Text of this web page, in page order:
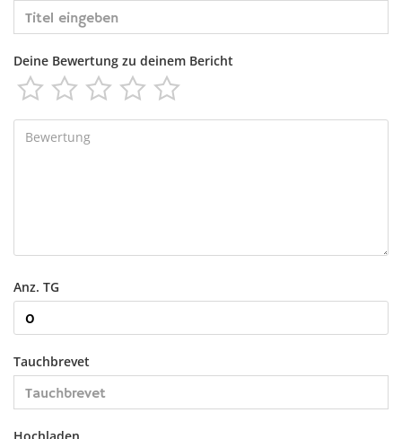
Deine Bewertung zu deinem Bericht
    
Anz. TG
Tauchbrevet